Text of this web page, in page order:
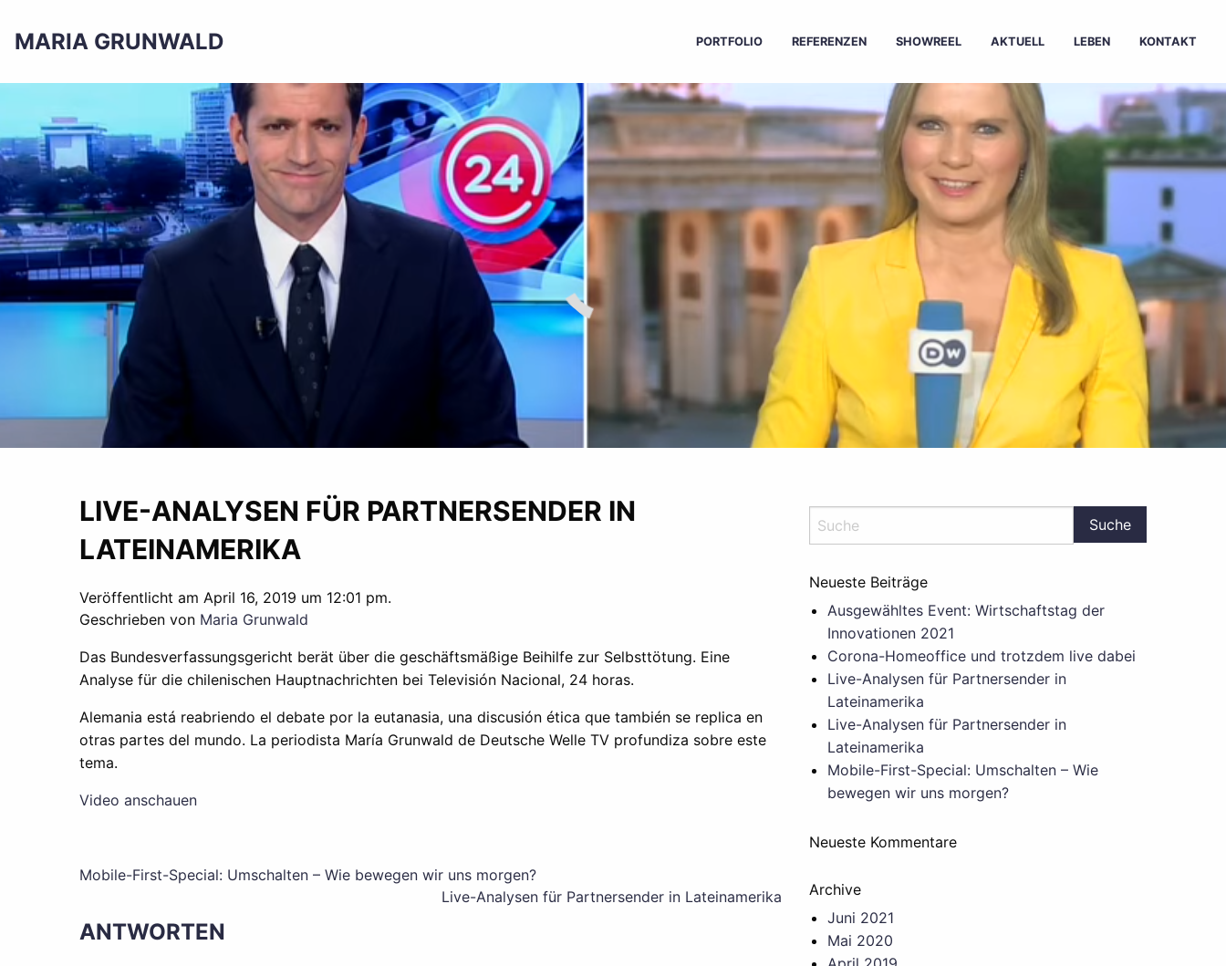
MARIA GRUNWALD PORTFOLIO REFERENZEN SHOWREEL AKTUELL LEBEN KONTAKT
LIVE-ANALYSEN FÜR PARTNERSENDER IN
LATEINAMERIKA
Veröffentlicht am April 16, 2019 um 12:01 pm.
Geschrieben von Maria Grunwald
Das Bundesverfassungsgericht berät über die geschäftsmäßige Beihilfe zur Selbsttötung. Eine
Analyse für die chilenischen Hauptnachrichten bei Televisión Nacional, 24 horas.
Alemania está reabriendo el debate por la eutanasia, una discusión ética que también se replica en
otras partes del mundo. La periodista María Grunwald de Deutsche Welle TV profundiza sobre este
tema.
Video anschauen
BEITRAGS-
NAVIGATION
Mobile-First-Special: Umschalten – Wie bewegen wir uns morgen?
Live-Analysen für Partnersender in Lateinamerika
ANTWORTEN
Neueste Beiträge
Ausgewähltes Event: Wirtschaftstag der
Innovationen 2021
Corona-Homeoffice und trotzdem live dabei
Live-Analysen für Partnersender in
Lateinamerika
Live-Analysen für Partnersender in
Lateinamerika
Mobile-First-Special: Umschalten – Wie
bewegen wir uns morgen?
Neueste Kommentare
Archive
Juni 2021
Mai 2020